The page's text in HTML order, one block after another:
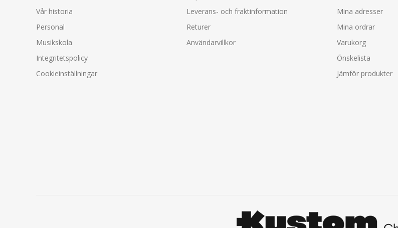
Vår historia
Personal
Musikskola
Integritetspolicy
Cookieinställningar
Leverans- och fraktinformation
Returer
Användarvillkor
Mina adresser
Mina ordrar
Varukorg
Önskelista
Jämför produkter